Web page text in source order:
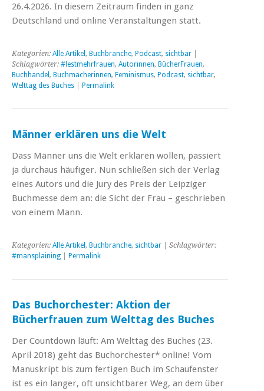
26.4.2026. In diesem Zeitraum finden in ganz
Deutschland und online Veranstaltungen statt.
Kategorien: Alle Artikel , Buchbranche, Podcast, sichtbar
Schlagwörter: #lestmehrfrauen, Autorinnen, BücherFrauen,
Buchhandel , Buchmacherinnen, Feminismus, Podcast, sichtbar,
Welttag des Buches
Permalink
Männer erklären uns die Welt
Dass Männer uns die Welt erklären wollen, passiert
ja durchaus häufiger. Nun schließen sich der Verlag
eines Autors und die Jury des Preis der Leipziger
Buchmesse dem an: die Sicht der Frau – geschrieben
von einem Mann.
Kategorien: Alle Artikel , Buchbranche, sichtbar | Schlagwörter:
#mansplaining
Permalink
Das Buchorchester: Aktion der
Bücherfrauen zum Welttag des Buches
Der Countdown läuft: Am Welttag des Buches (23.
April 2018) geht das Buchorchester* online! Vom
Manuskript bis zum fertigen Buch im Schaufenster
ist es ein langer, oft unsichtbarer Weg, an dem über